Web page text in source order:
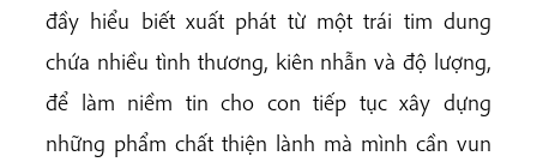
đầy hiểu biết xuất phát từ một trái tim dung
chứa nhiều tình thương, kiên nhẫn và độ lượng,
để làm niềm tin cho con tiếp tục xây dựng
những phẩm chất thiện lành mà mình cần vun